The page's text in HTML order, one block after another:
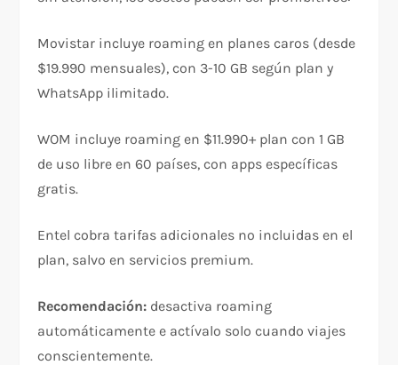
Movistar incluye roaming en planes caros (desde
$19.990 mensuales), con 3-10 GB según plan y
WhatsApp ilimitado.​
WOM incluye roaming en $11.990+ plan con 1 GB
de uso libre en 60 países, con apps específicas
gratis.​
Entel cobra tarifas adicionales no incluidas en el
plan, salvo en servicios premium.​
Recomendación: desactiva roaming
automáticamente e actívalo solo cuando viajes
conscientemente.​